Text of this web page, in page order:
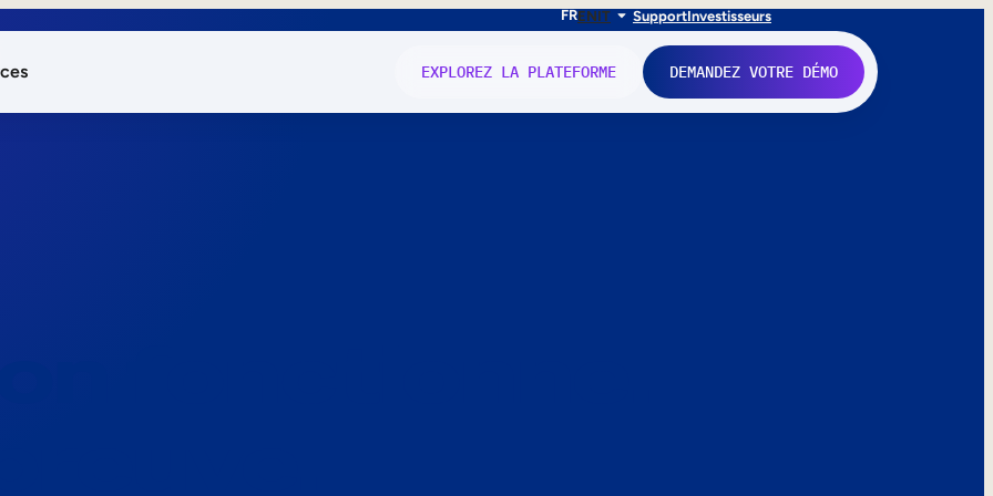
FRENIT SupportInvestisseurs
EXPLOREZ LA PLATEFORME DEMANDEZ VOTRE DÉMO